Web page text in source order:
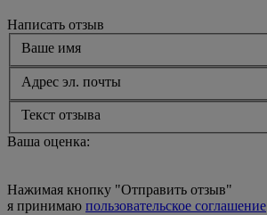
Написать отзыв
Ваше имя
Адрес эл. почты
Текст отзыва
Ваша оценка:
Нажимая кнопку "Отправить отзыв"
я принимаю пользовательское соглашение